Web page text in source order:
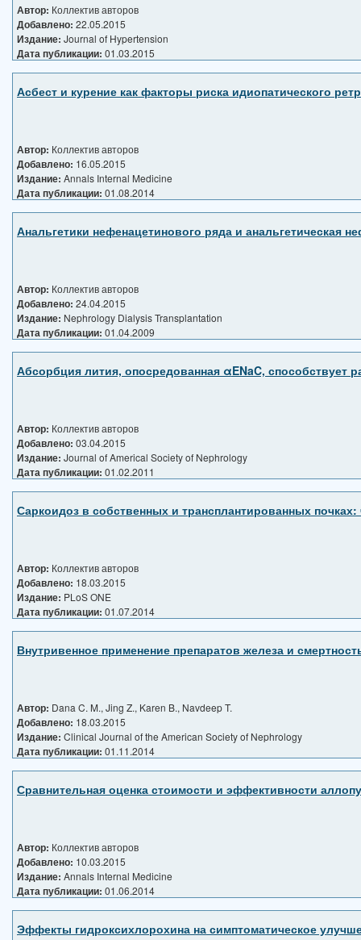
Автор: Коллектив авторов
Добавлено: 22.05.2015
Издание: Journal of Hypertension
Дата публикации: 01.03.2015
Асбест и курение как факторы риска идиопатического
Автор: Коллектив авторов
Добавлено: 16.05.2015
Издание: Annals Internal Medicine
Дата публикации: 01.08.2014
Анальгетики нефенацетинового ряда и анальгетическая
Автор: Коллектив авторов
Добавлено: 24.04.2015
Издание: Nephrology Dialysis Transplantation
Дата публикации: 01.04.2009
Абсорбция лития, опосредованная αENaC, способствует
Автор: Коллектив авторов
Добавлено: 03.04.2015
Издание: Journal of Americal Society of Nephrology
Дата публикации: 01.02.2011
Саркоидоз в собственных и трансплантированных почках:
Автор: Коллектив авторов
Добавлено: 18.03.2015
Издание: PLoS ONE
Дата публикации: 01.07.2014
Внутривенное применение препаратов железа и
Автор: Dana C. M., Jing Z., Karen B., Navdeep T.
Добавлено: 18.03.2015
Издание: Clinical Journal of the American Society of Nephrology
Дата публикации: 01.11.2014
Сравнительная оценка стоимости и эффективности
Автор: Коллектив авторов
Добавлено: 10.03.2015
Издание: Annals Internal Medicine
Дата публикации: 01.06.2014
Эффекты гидроксихлорохина на симптоматическое